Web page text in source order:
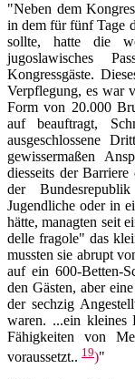
"Neben dem
in dem für fünf Tage
sollte, hatte die
jugoslawisches
Kongressgäste.
Verpflegung, es war
Form von 20.000
auf beauftragt,
ausgeschlossene
gewissermaßen
diesseits der
der
Jugendliche oder in
hätte, managten seit
delle fragole" das
mussten sie abrupt
auf ein 600-Betten-
den Gästen, aber
der sechzig
waren. ...ein
Fähigkeiten von
voraussetzt.. 19)"